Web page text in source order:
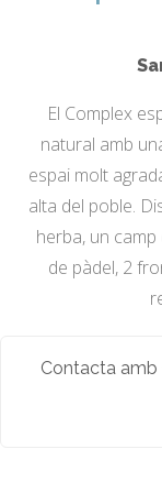
El Complex
natural amb
espai molt
alta del poble.
herba, un
de pàdel, 2
Contacta amb